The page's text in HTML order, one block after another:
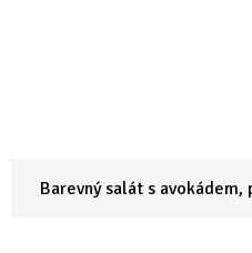
Barevný salát s avokádem,